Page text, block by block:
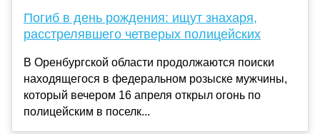
Погиб в день рождения: ищут знахаря,
расстрелявшего четверых полицейских
В Оренбургской области продолжаются поиски
находящегося в федеральном розыске мужчины,
который вечером 16 апреля открыл огонь по
полицейским в поселк...